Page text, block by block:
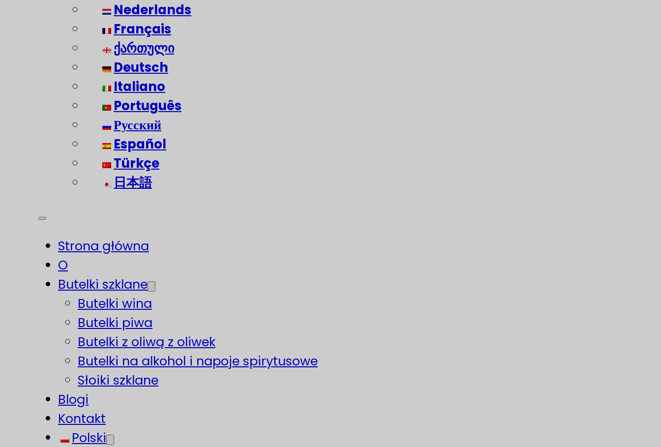
Nederlands
Français
ქართული
Deutsch
Italiano
Português
Русский
Español
Türkçe
日本語
Strona główna
O
Butelki szklane
Butelki wina
Butelki piwa
Butelki z oliwą z oliwek
Butelki na alkohol i napoje spirytusowe
Słoiki szklane
Blogi
Kontakt
Polski